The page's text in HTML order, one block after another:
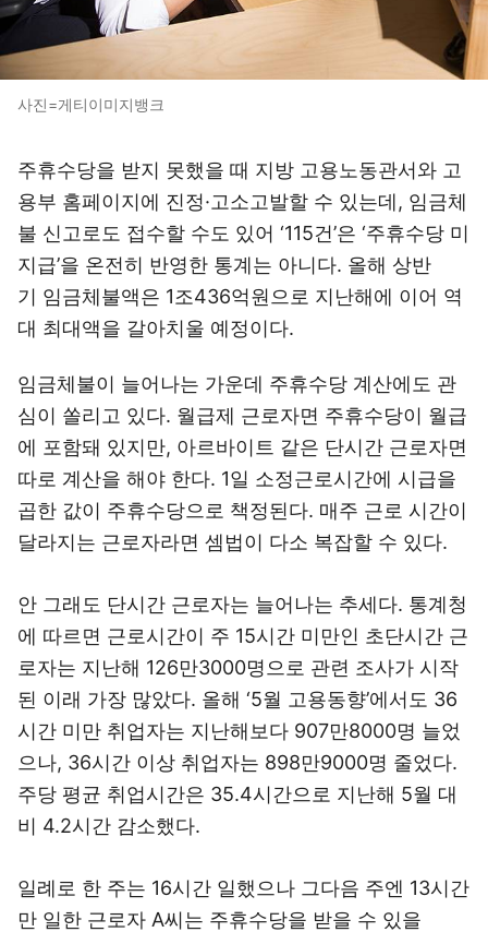
사진=게티이미지뱅크
주휴수당을 받지 못했을 때 지방 고용노동관서와 고
용부 홈페이지에 진정·고소고발할 수 있는데, 임금체
불 신고로도 접수할 수도 있어 ‘115건’은 ‘주휴수당 미
지급’을 온전히 반영한 통계는 아니다. 올해 상반
기 임금체불액은 1조436억원으로 지난해에 이어 역
대 최대액을 갈아치울 예정이다.
임금체불이 늘어나는 가운데 주휴수당 계산에도 관
심이 쏠리고 있다. 월급제 근로자면 주휴수당이 월급
에 포함돼 있지만, 아르바이트 같은 단시간 근로자면
따로 계산을 해야 한다. 1일 소정근로시간에 시급을
곱한 값이 주휴수당으로 책정된다. 매주 근로 시간이
달라지는 근로자라면 셈법이 다소 복잡할 수 있다.
안 그래도 단시간 근로자는 늘어나는 추세다. 통계청
에 따르면 근로시간이 주 15시간 미만인 초단시간 근
로자는 지난해 126만3000명으로 관련 조사가 시작
된 이래 가장 많았다. 올해 ‘5월 고용동향’에서도 36
시간 미만 취업자는 지난해보다 907만8000명 늘었
으나, 36시간 이상 취업자는 898만9000명 줄었다.
주당 평균 취업시간은 35.4시간으로 지난해 5월 대
비 4.2시간 감소했다.
일례로 한 주는 16시간 일했으나 그다음 주엔 13시간
만 일한 근로자 A씨는 주휴수당을 받을 수 있을